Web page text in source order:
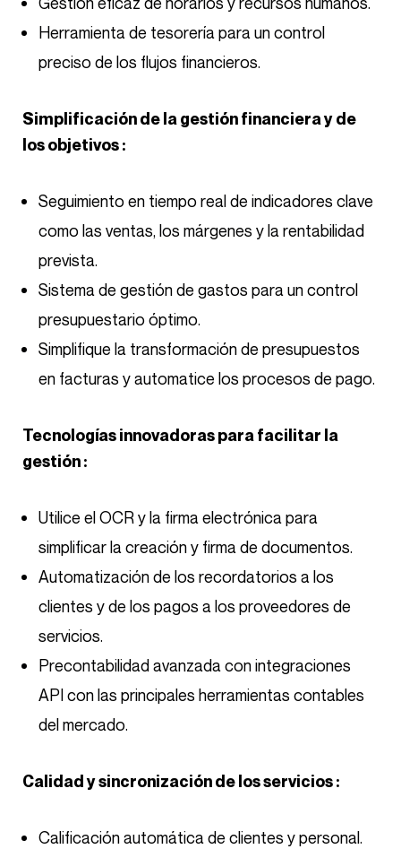
Herramienta de tesorería para un control
preciso de los flujos financieros.
Simplificación de la gestión financiera y de
los objetivos :
Seguimiento en tiempo real de indicadores clave
como las ventas, los márgenes y la rentabilidad
prevista.
Sistema de gestión de gastos para un control
presupuestario óptimo.
Simplifique la transformación de presupuestos
en facturas y automatice los procesos de pago.
Tecnologías innovadoras para facilitar la
gestión :
Utilice el OCR y la firma electrónica para
simplificar la creación y firma de documentos.
Automatización de los recordatorios a los
clientes y de los pagos a los proveedores de
servicios.
Precontabilidad avanzada con integraciones
API con las principales herramientas contables
del mercado.
Calidad y sincronización de los servicios :
Calificación automática de clientes y personal.